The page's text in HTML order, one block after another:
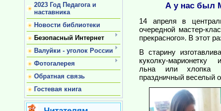
2023 Год Педагога и
наставника
Новости библиотеки
Безопасный Интернет
Валуйки - уголок России
Фотогалерея
Обратная связь
Гостевая книга
А у нас был
14 апреля в
очередной мастер-
прекрасного». В этот
В старину
куколку-марионетку
льна или хлопка
праздничный веселый